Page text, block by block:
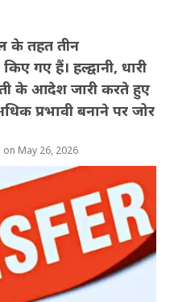
के तहत तीन
गए हैं। हल्द्वानी, धारी
के आदेश जारी करते हुए
प्रभावी बनाने पर जोर
May 26, 2026